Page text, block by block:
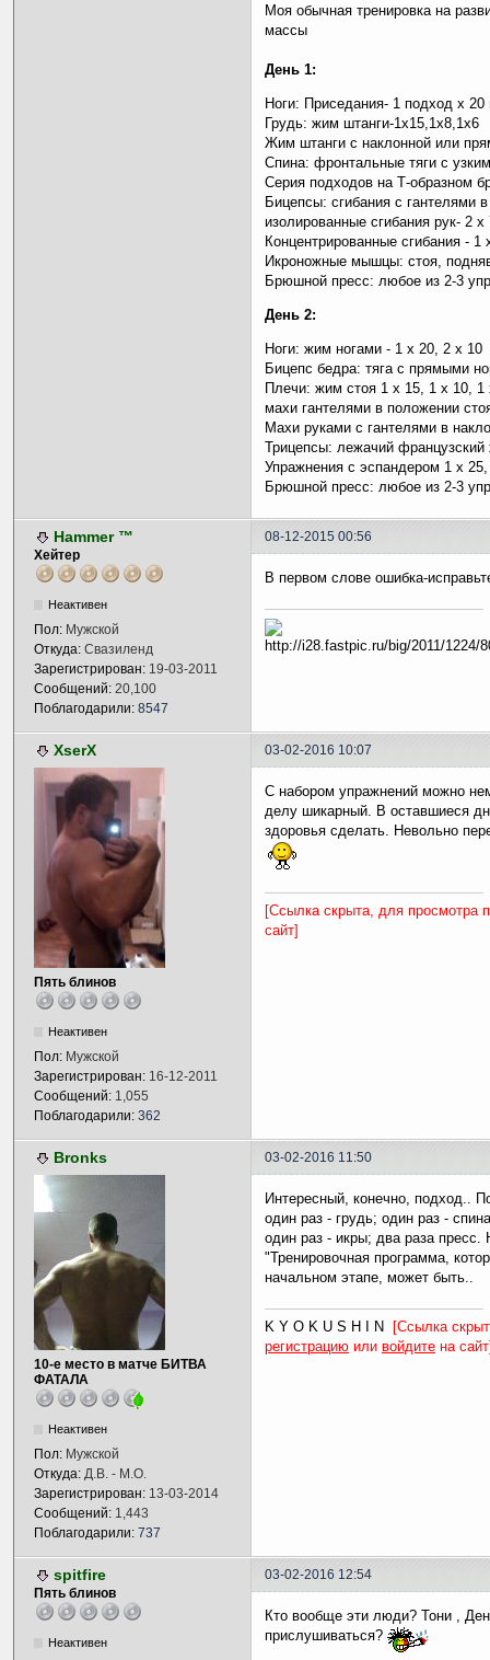
Моя обычная тренировка на
массы
День 1:
Ноги: Приседания- 1 подход х 20
Грудь: жим штанги-1х15,1х8,1х6
Жим штанги с наклонной или
Спина: фронтальные тяги с
Серия подходов на Т-образном
Бицепсы: сгибания с гантелями
изолированные сгибания рук- 2 x
Концентрированные сгибания - 1
Икроножные мышцы: стоя,
Брюшной пресс: любое из 2-3
День 2:
Ноги: жим ногами - 1 x 20, 2 x 10
Бицепс бедра: тяга с прямыми
Плечи: жим стоя 1 x 15, 1 x 10, 1
махи гантелями в положении
Махи руками с гантелями в
Трицепсы: лежачий
Упражнения с эспандером 1 x
Брюшной пресс: любое из 2-3
Hammer ™
08-12-2015 00:56
Хейтер
Неактивен
Пол: Мужской
Откуда: Свазиленд
Зарегистрирован: 19-03-2011
Сообщений: 20,100
Поблагодарили: 8547
В первом слове ошибка-
XserX 03-02-2016 10:07
Пять блинов
Неактивен
Пол: Мужской
Зарегистрирован: 16-12-2011
Сообщений: 1,055
Поблагодарили: 362
С набором упражнений можно
делу шикарный. В оставшиеся
здоровья сделать. Невольно
[Ссылка скрыта, для просмотра
сайт]
Bronks 03-02-2016 11:50
10-е место в матче БИТВА
ФАТАЛА
Неактивен
Пол: Мужской
Откуда: Д.В. - М.О.
Зарегистрирован: 13-03-2014
Сообщений: 1,443
Поблагодарили: 737
Интересный, конечно, подход..
один раз - грудь; один раз -
один раз - икры; два раза пресс.
"Тренировочная программа,
начальном этапе, может быть..
K Y O K U S H I N [Ссылка
регистрацию или войдите на
spitfire
03-02-2016 12:54
Пять блинов
Неактивен
Кто вообще эти люди? Тони ,
прислушиваться?